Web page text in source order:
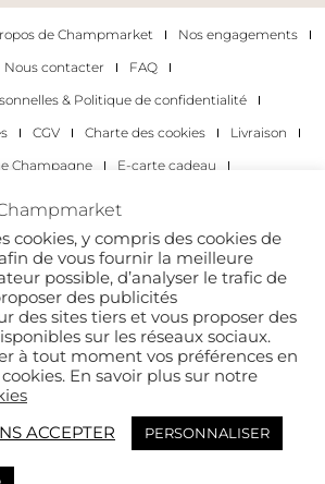
de Champmarket
Nos engagements
Nous contacter
FAQ
& Politique de confidentialité
CGV Charte des cookies
Livraison
Champagne
E-carte cadeau
du champagne
Pour les particuliers
Pour les entreprises
tous droits réservés. Champmarket.
cookies, y compris des cookies de
de vous fournir la meilleure
possible, d’analyser le trafic de
des publicités
des sites tiers et vous proposer des
sur les réseaux sociaux.
à tout moment vos préférences en
En savoir plus sur notre
ACCEPTER
PERSONNALISER